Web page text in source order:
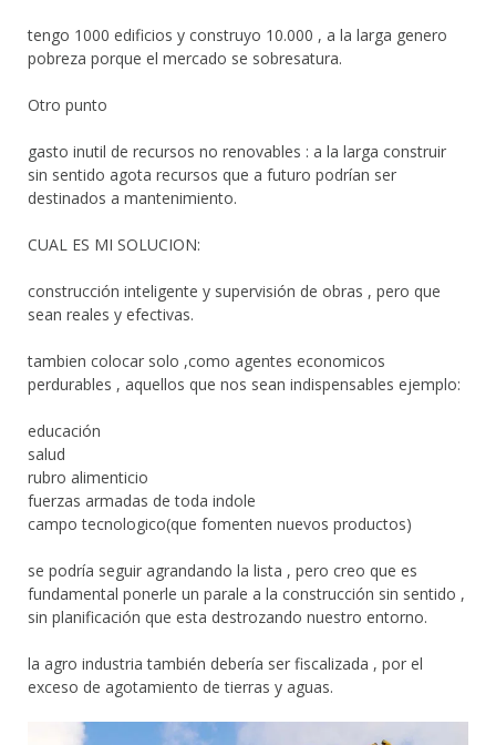
tengo 1000 edificios y construyo 10.000 , a la larga genero
pobreza porque el mercado se sobresatura.
Otro punto
gasto inutil de recursos no renovables : a la larga construir
sin sentido agota recursos que a futuro podrían ser
destinados a mantenimiento.
CUAL ES MI SOLUCION:
construcción inteligente y supervisión de obras , pero que
sean reales y efectivas.
tambien colocar solo ,como agentes economicos
perdurables , aquellos que nos sean indispensables ejemplo:
educación
salud
rubro alimenticio
fuerzas armadas de toda indole
campo tecnologico(que fomenten nuevos productos)
se podría seguir agrandando la lista , pero creo que es
fundamental ponerle un parale a la construcción sin sentido ,
sin planificación que esta destrozando nuestro entorno.
la agro industria también debería ser fiscalizada , por el
exceso de agotamiento de tierras y aguas.